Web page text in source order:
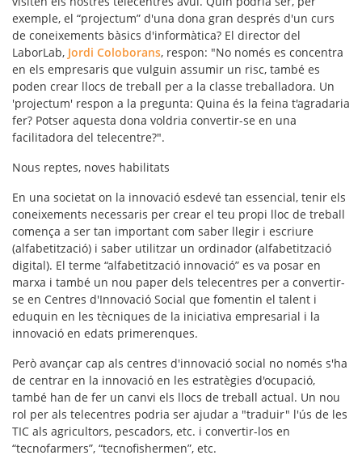
exemple, el “projectum” d'una dona gran després d'un curs
de coneixements bàsics d'informàtica? El director del
LaborLab, Jordi Coloborans, respon: "No només es concentra
en els empresaris que vulguin assumir un risc, també es
poden crear llocs de treball per a la classe treballadora. Un
'projectum' respon a la pregunta: Quina és la feina t'agradaria
fer? Potser aquesta dona voldria convertir-se en una
facilitadora del telecentre?".
Nous reptes, noves habilitats
En una societat on la innovació esdevé tan essencial, tenir els
coneixements necessaris per crear el teu propi lloc de treball
comença a ser tan important com saber llegir i escriure
(alfabetització) i saber utilitzar un ordinador (alfabetització
digital). El terme “alfabetització innovació” es va posar en
marxa i també un nou paper dels telecentres per a convertir-
se en Centres d'Innovació Social que fomentin el talent i
eduquin en les tècniques de la iniciativa empresarial i la
innovació en edats primerenques.
Però avançar cap als centres d'innovació social no només s'ha
de centrar en la innovació en les estratègies d'ocupació,
també han de fer un canvi els llocs de treball actual. Un nou
rol per als telecentres podria ser ajudar a "traduir" l'ús de les
TIC als agricultors, pescadors, etc. i convertir-los en
“tecnofarmers”, “tecnofishermen”, etc.